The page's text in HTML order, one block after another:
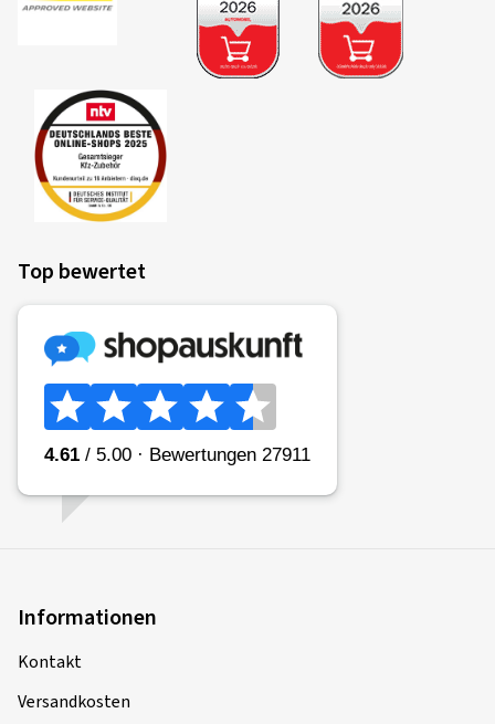
Top bewertet
Informationen
Kontakt
Versandkosten